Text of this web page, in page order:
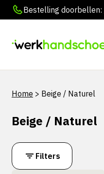
Bestelling doorbellen:
Home > Beige / Naturel
Beige / Naturel
Filters